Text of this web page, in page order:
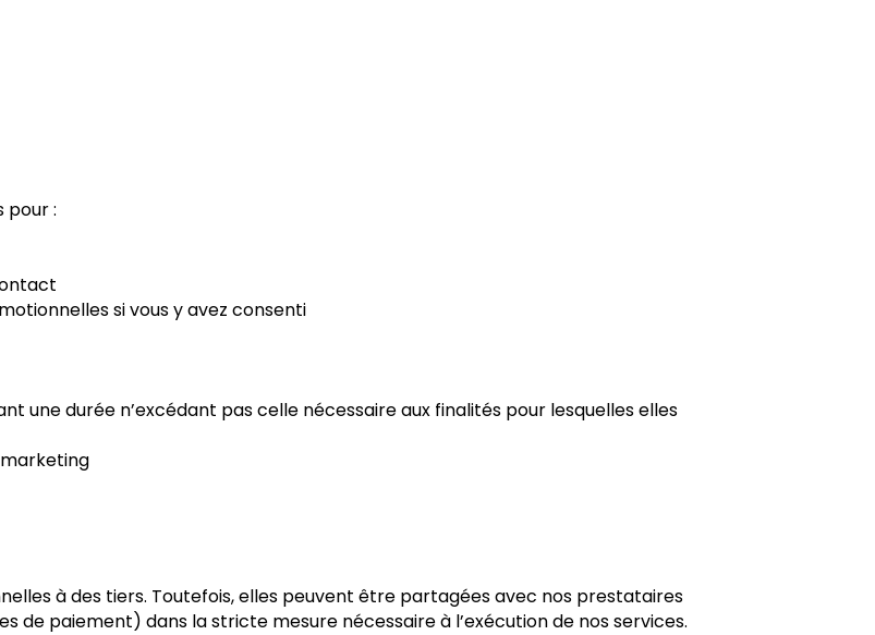
pour :
si vous y avez consenti
une durée n’excédant pas celle nécessaire aux finalités pour lesquelles elles
à des tiers. Toutefois, elles peuvent être partagées avec nos prestataires
de paiement) dans la stricte mesure nécessaire à l’exécution de nos services.